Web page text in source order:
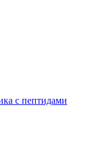
с пептидами